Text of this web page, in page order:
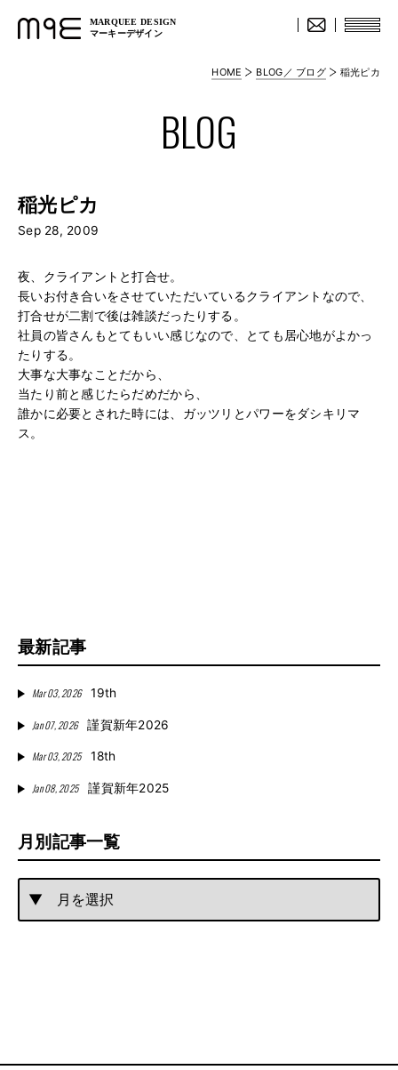
MARQUEE DESIGN
マーキーデザイン
HOME BLOG／ ブログ 稲光ピカ
BLOG
稲光ピカ
Sep 28, 2009
夜、クライアントと打合せ。
長いお付き合いをさせていただいているクライアントなので、
打合せが二割で後は雑談だったりする。
社員の皆さんもとてもいい感じなので、とても居心地がよかっ
たりする。
大事な大事なことだから、
当たり前と感じたらだめだから、
誰かに必要とされた時には、ガッツリとパワーをダシキリマ
ス。
最新記事
Mar 03, 2026 19th
Jan 07, 2026 謹賀新年2026
Mar 03, 2025 18th
Jan 08, 2025 謹賀新年2025
月別記事一覧